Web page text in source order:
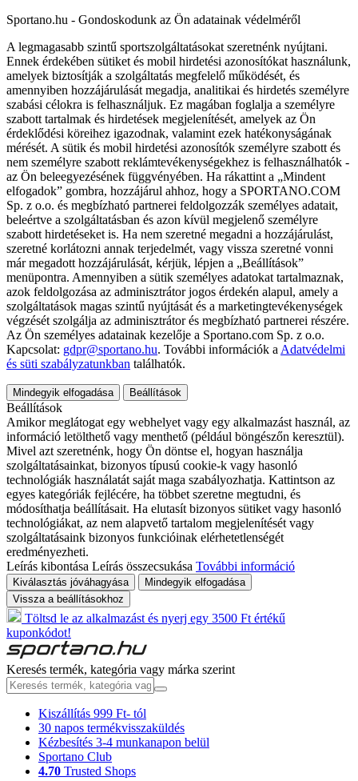
Sportano.hu - Gondoskodunk az Ön adatainak védelméről
A legmagasabb szintű sportszolgáltatásokat szeretnénk nyújtani.
Ennek érdekében sütiket és mobil hirdetési azonosítókat használunk,
amelyek biztosítják a szolgáltatás megfelelő működését, és
amennyiben hozzájárulását megadja, analitikai és hirdetés személyre
szabási célokra is felhasználjuk. Ez magában foglalja a személyre
szabott tartalmak és hirdetések megjelenítését, amelyek az Ön
érdeklődési köreihez igazodnak, valamint ezek hatékonyságának
mérését. A sütik és mobil hirdetési azonosítók személyre szabott és
nem személyre szabott reklámtevékenységekhez is felhasználhatók -
az Ön beleegyezésének függvényében. Ha rákattint a „Mindent
elfogadok” gombra, hozzájárul ahhoz, hogy a SPORTANO.COM
Sp. z o.o. és megbízható partnerei feldolgozzák személyes adatait,
beleértve a szolgáltatásban és azon kívül megjelenő személyre
szabott hirdetéseket is. Ha nem szeretné megadni a hozzájárulást,
szeretné korlátozni annak terjedelmét, vagy vissza szeretné vonni
már megadott hozzájárulását, kérjük, lépjen a „Beállítások”
menüpontra. Amennyiben a sütik személyes adatokat tartalmaznak,
azok feldolgozása az adminisztrátor jogos érdekén alapul, amely a
szolgáltatások magas szintű nyújtását és a marketingtevékenységek
végzését szolgálja az adminisztrátor és megbízható partnerei részére.
Az Ön személyes adatainak kezelője a Sportano.com Sp. z o.o.
Kapcsolat: gdpr@sportano.hu. További információk a Adatvédelmi
és süti szabályzatunkban találhatók.
Mindegyik elfogadása Beállítások
Beállítások
Amikor meglátogat egy webhelyet vagy egy alkalmazást használ, az
információ letölthető vagy menthető (például böngészőn keresztül).
Mivel azt szeretnénk, hogy Ön döntse el, hogyan használja
szolgáltatásainkat, bizonyos típusú cookie-k vagy hasonló
technológiák használatát saját maga szabályozhatja. Kattintson az
egyes kategóriák fejlécére, ha többet szeretne megtudni, és
módosíthatja beállításait. Ha elutasít bizonyos sütiket vagy hasonló
technológiákat, az nem alapvető tartalom megjelenítését vagy
szolgáltatásaink bizonyos funkcióinak elérhetetlenségét
eredményezheti.
Leírás kibontása Leírás összecsukása További információ
Kiválasztás jóváhagyása
Mindegyik elfogadása
Vissza a beállításokhoz
Töltsd le az alkalmazást és nyerj egy 3500 Ft értékű
kuponkódot!
Keresés termék, kategória vagy márka szerint
Kiszállítás 999 Ft- tól
30 napos termékvisszaküldés
Kézbesítés 3-4 munkanapon belül
Sportano Club
4.70 Trusted Shops